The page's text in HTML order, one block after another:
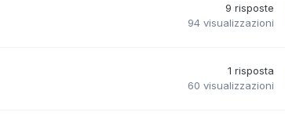
9 risposte
94 visualizzazioni
1 risposta
60 visualizzazioni